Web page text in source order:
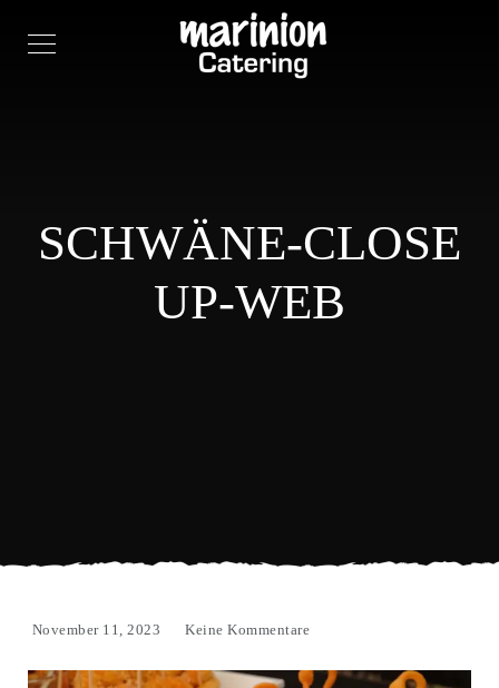
SCHWÄNE-CLOSE
UP-WEB
November 11, 2023 Keine Kommentare